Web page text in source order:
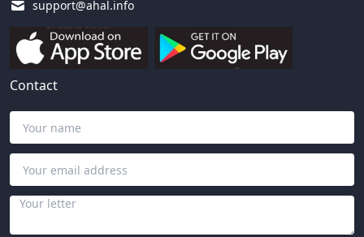
support@ahal.info
Contact